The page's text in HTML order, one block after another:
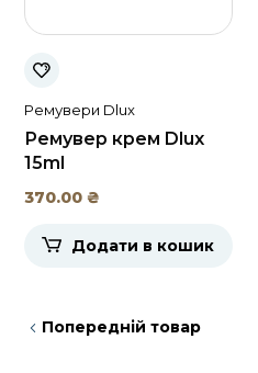
Ремувери Dlux
Ремувер крем Dlux
15ml
370.00₴
Додати в кошик
Попередній товар